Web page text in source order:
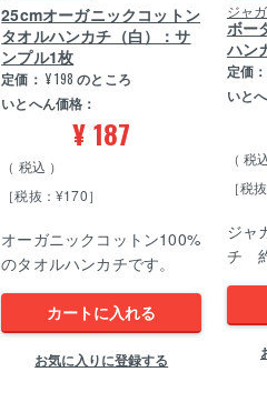
25cmオーガニックコットン
タオルハンカチ（白）：サ
ンプル1枚
定価： ¥ 198 のところ
いとへん価格：
¥187
税込
［税抜：¥170］
オーガニックコットン100%
のタオルハンカチです。
カートに入れる
お気に入りに登録する
ジャ
ボー
ハン
定価：
いと
税
［税
ジャ
チ